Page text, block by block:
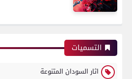
التسميات
اثار السودان المتنوعة